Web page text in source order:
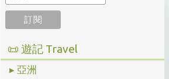
📜 遊記 Travel
▸ 亞洲